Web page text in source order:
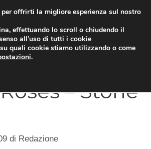
– Stone
di Redazione
offrirti la migliore esperienza sul nostro
effettuando lo scroll o chiudendo il
all’uso di tutti i cookie
quali cookie stiamo utilizzando o come
.